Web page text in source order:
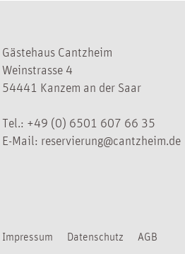
Gästehaus Cantzheim
Weinstrasse 4
54441 Kanzem an der Saar
Tel.: +49 (0) 6501 607 66 35
E-Mail: reservierung@cantzheim.de
Impressum Datenschutz AGB